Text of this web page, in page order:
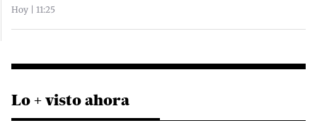
Hoy | 11:25
Lo + visto ahora